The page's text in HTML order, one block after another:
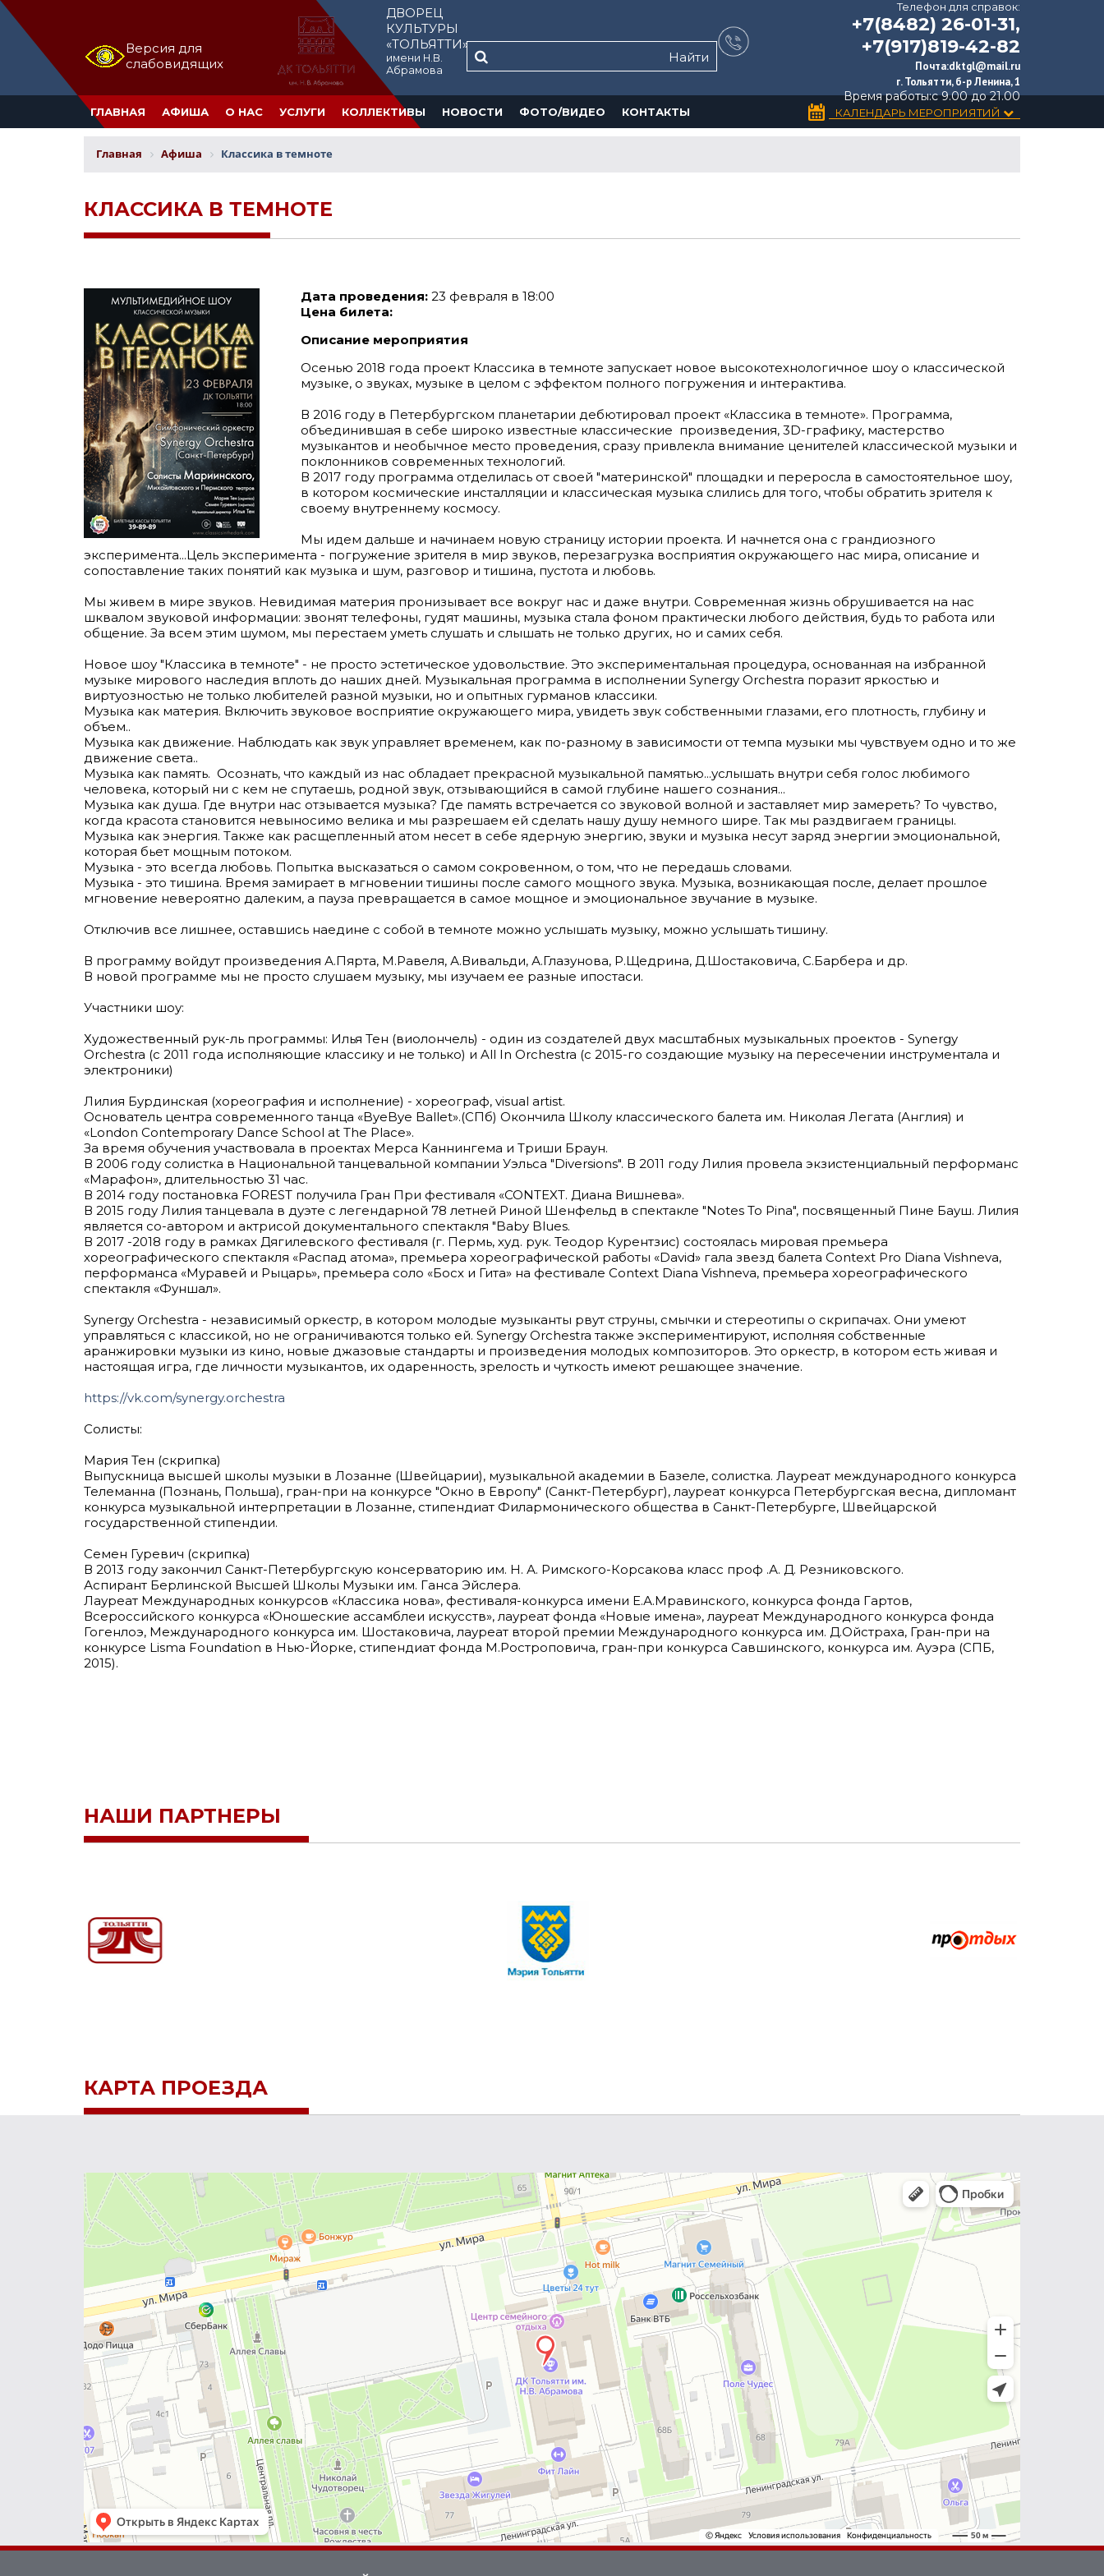
Версия для
слабовидящих
ДВОРЕЦ
КУЛЬТУРЫ
«ТОЛЬЯТТИ»
имени Н.В.
Абрамова
Найти
Телефон для справок:
+7(8482) 26-01-31,
+7(917)819-42-82
Почта:dktgl@mail.ru
г. Тольятти, б-р Ленина, 1
Время работы:с 9.00 до 21.00
ГЛАВНАЯ АФИША О НАС УСЛУГИ КОЛЛЕКТИВЫ НОВОСТИ ФОТО/ВИДЕО КОНТАКТЫ КАЛЕНДАРЬ МЕРОПРИЯТИЙ
Главная Афиша Классика в темноте
КЛАССИКА В ТЕМНОТЕ
Дата проведения: 23 февраля в 18:00
Цена билета:
Описание мероприятия
Осенью 2018 года проект Классика в темноте запускает новое высокотехнологичное шоу о классической
музыке, о звуках, музыке в целом с эффектом полного погружения и интерактива.
В 2016 году в Петербургском планетарии дебютировал проект «Классика в темноте». Программа,
объединившая в себе широко известные классические произведения, 3D-графику, мастерство
музыкантов и необычное место проведения, сразу привлекла внимание ценителей классической музыки и
поклонников современных технологий.
В 2017 году программа отделилась от своей "материнской" площадки и переросла в самостоятельное шоу,
в котором космические инсталляции и классическая музыка слились для того, чтобы обратить зрителя к
своему внутреннему космосу.
Мы идем дальше и начинаем новую страницу истории проекта. И начнется она с грандиозного
эксперимента...Цель эксперимента - погружение зрителя в мир звуков, перезагрузка восприятия окружающего нас мира, описание и
сопоставление таких понятий как музыка и шум, разговор и тишина, пустота и любовь.
Мы живем в мире звуков. Невидимая материя пронизывает все вокруг нас и даже внутри. Современная жизнь обрушивается на нас
шквалом звуковой информации: звонят телефоны, гудят машины, музыка стала фоном практически любого действия, будь то работа или
общение. За всем этим шумом, мы перестаем уметь слушать и слышать не только других, но и самих себя.
Новое шоу "Классика в темноте" - не просто эстетическое удовольствие. Это экспериментальная процедура, основанная на избранной
музыке мирового наследия вплоть до наших дней. Музыкальная программа в исполнении Synergy Orchestra поразит яркостью и
виртуозностью не только любителей разной музыки, но и опытных гурманов классики.
Музыка как материя. Включить звуковое восприятие окружающего мира, увидеть звук собственными глазами, его плотность, глубину и
объем..
Музыка как движение. Наблюдать как звук управляет временем, как по-разному в зависимости от темпа музыки мы чувствуем одно и то же
движение света..
Музыка как память. Осознать, что каждый из нас обладает прекрасной музыкальной памятью...услышать внутри себя голос любимого
человека, который ни с кем не спутаешь, родной звук, отзывающийся в самой глубине нашего сознания...
Музыка как душа. Где внутри нас отзывается музыка? Где память встречается со звуковой волной и заставляет мир замереть? То чувство,
когда красота становится невыносимо велика и мы разрешаем ей сделать нашу душу немного шире. Так мы раздвигаем границы.
Музыка как энергия. Также как расщепленный атом несет в себе ядерную энергию, звуки и музыка несут заряд энергии эмоциональной,
которая бьет мощным потоком.
Музыка - это всегда любовь. Попытка высказаться о самом сокровенном, о том, что не передашь словами.
Музыка - это тишина. Время замирает в мгновении тишины после самого мощного звука. Музыка, возникающая после, делает прошлое
мгновение невероятно далеким, а пауза превращается в самое мощное и эмоциональное звучание в музыке.
Отключив все лишнее, оставшись наедине с собой в темноте можно услышать музыку, можно услышать тишину.
В программу войдут произведения А.Пярта, М.Равеля, А.Вивальди, А.Глазунова, Р.Щедрина, Д.Шостаковича, С.Барбера и др.
В новой программе мы не просто слушаем музыку, мы изучаем ее разные ипостаси.
Участники шоу:
Художественный рук-ль программы: Илья Тен (виолончель) - один из создателей двух масштабных музыкальных проектов - Synergy
Orchestra (с 2011 года исполняющие классику и не только) и All In Orchestra (с 2015-го создающие музыку на пересечении инструментала и
электроники)
Лилия Бурдинская (хореография и исполнение) - хореограф, visual artist.
Основатель центра современного танца «ByeBye Ballet».(СПб) Oкончила Школу классического балета им. Николая Легата (Англия) и
«London Contemporary Dance School at The Place».
За время обучения участвовала в проектах Мерса Каннингема и Триши Браун.
В 2006 году солистка в Национальной танцевальной компании Уэльса "Diversions". В 2011 году Лилия провела экзистенциальный перформанс
«Марафон», длительностью 31 час.
В 2014 году постановка FOREST получила Гран При фестиваля «CONTEXT. Диана Вишнева».
В 2015 году Лилия танцевала в дуэте с легендарной 78 летней Риной Шенфельд в спектакле "Notes To Pina", посвященный Пине Бауш. Лилия
является со-автором и актрисой документального спектакля "Baby Blues.
В 2017 -2018 году в рамках Дягилевского фестиваля (г. Пермь, худ. рук. Теодор Курентзис) состоялась мировая премьера
хореографического спектакля «Распад атома», премьера хореографической работы «David» гала звезд балета Context Pro Diana Vishneva,
перформанса «Муравей и Рыцарь», премьера соло «Босх и Гита» на фестивале Context Diana Vishneva, премьера хореографического
спектакля «Фуншал».
Synergy Orchestra - независимый оркестр, в котором молодые музыканты рвут струны, смычки и стереотипы о скрипачах. Они умеют
управляться с классикой, но не ограничиваются только ей. Synergy Orchestra также экспериментируют, исполняя собственные
аранжировки музыки из кино, новые джазовые стандарты и произведения молодых композиторов. Это оркестр, в котором есть живая и
настоящая игра, где личности музыкантов, их одаренность, зрелость и чуткость имеют решающее значение.
https://vk.com/synergy.orchestra
Солисты:
Мария Тен (скрипка)
Выпускница высшей школы музыки в Лозанне (Швейцарии), музыкальной академии в Базеле, солистка. Лауреат международного конкурса
Телеманна (Познань, Польша), гран-при на конкурсе "Окно в Европу" (Санкт-Петербург), лауреат конкурса Петербургская весна, дипломант
конкурса музыкальной интерпретации в Лозанне, стипендиат Филармонического общества в Санкт-Петербурге, Швейцарской
государственной стипендии.
Семен Гуревич (скрипка)
В 2013 году закончил Санкт-Петербургскую консерваторию им. Н. А. Римского-Корсакова класс проф .А. Д. Резниковского.
Аспирант Берлинской Высшей Школы Музыки им. Ганса Эйслера.
Лауреат Международных конкурсов «Классика нова», фестиваля-конкурса имени Е.А.Мравинского, конкурса фонда Гартов,
Всероссийского конкурса «Юношеские ассамблеи искусств», лауреат фонда «Новые имена», лауреат Международного конкурса фонда
Гогенлоэ, Международного конкурса им. Шостаковича, лауреат второй премии Международного конкурса им. Д.Ойстраха, Гран-при на
конкурсе Lisma Foundation в Нью-Йорке, стипендиат фонда М.Ростроповича, гран-при конкурса Савшинского, конкурса им. Ауэра (СПБ,
2015).
НАШИ ПАРТНЕРЫ
КАРТА ПРОЕЗДА